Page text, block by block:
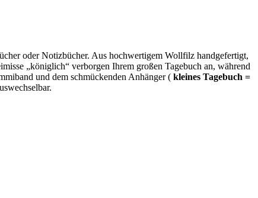
oder Notizbücher. Aus hochwertigem Wollfilz handgefertigt,
„königlich“ verborgen Ihrem großen Tagebuch an, während
und dem schmückenden Anhänger ( kleines Tagebuch =